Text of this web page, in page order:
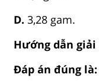
D. 3,28 gam.
Hướng dẫn giải
Đáp án đúng là: